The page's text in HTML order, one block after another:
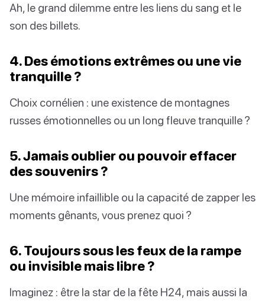
Ah, le grand dilemme entre les liens du sang et le
son des billets.
4. Des émotions extrêmes ou une vie
tranquille ?
Choix cornélien : une existence de montagnes
russes émotionnelles ou un long fleuve tranquille ?
5. Jamais oublier ou pouvoir effacer
des souvenirs ?
Une mémoire infaillible ou la capacité de zapper les
moments gênants, vous prenez quoi ?
6. Toujours sous les feux de la rampe
ou invisible mais libre ?
Imaginez : être la star de la fête H24, mais aussi la